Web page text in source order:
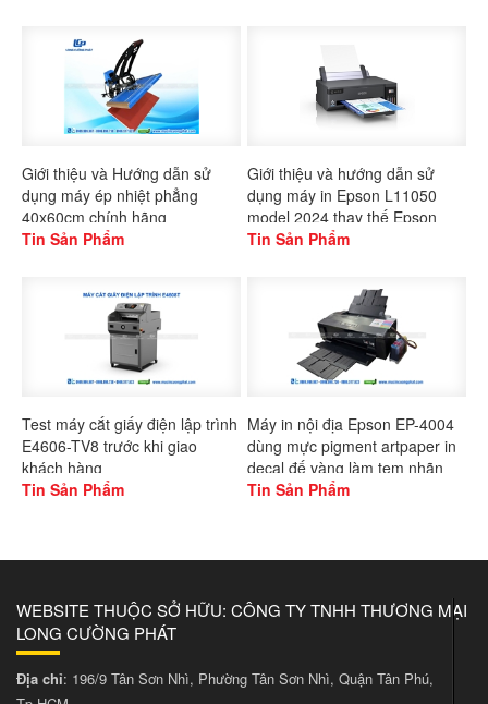
Giới thiệu và Hướng dẫn sử
dụng máy ép nhiệt phẳng
40x60cm chính hãng
Gaoshang
Tin Sản Phẩm
Giới thiệu và hướng dẫn sử
dụng máy in Epson L11050
model 2024 thay thế Epson
L1300
Tin Sản Phẩm
Test máy cắt giấy điện lập trình
E4606-TV8 trước khi giao
khách hàng
Tin Sản Phẩm
Máy in nội địa Epson EP-4004
dùng mực pigment artpaper in
decal đế vàng làm tem nhãn
Tin Sản Phẩm
WEBSITE THUỘC SỞ HỮU: CÔNG TY TNHH THƯƠNG MẠI
LONG CƯỜNG PHÁT
Địa chỉ: 196/9 Tân Sơn Nhì, Phường Tân Sơn Nhì, Quận Tân Phú,